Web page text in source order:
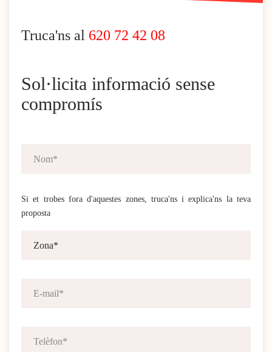
Truca'ns al 620 72 42 08
Sol·licita informació sense
compromís
Si et trobes fora d'aquestes zones, truca'ns i explica'ns la teva
proposta